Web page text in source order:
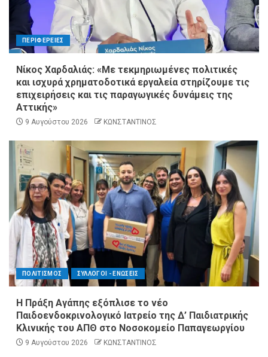
ΠΕΡΙΦΕΡΕΙΕΣ
Νίκος Χαρδαλιάς: «Με τεκμηριωμένες πολιτικές
και ισχυρά χρηματοδοτικά εργαλεία στηρίζουμε τις
επιχειρήσεις και τις παραγωγικές δυνάμεις της
Αττικής»
9 Αυγούστου 2026 ΚΩΝΣΤΑΝΤΙΝΟΣ
ΠΟΛΙΤΙΣΜΟΣ ΣΥΛΛΟΓΟΙ - ΕΝΩΣΕΙΣ
Η Πράξη Αγάπης εξόπλισε το νέο
Παιδοενδοκρινολογικό Ιατρείο της Δ’ Παιδιατρικής
Κλινικής του ΑΠΘ στο Νοσοκομείο Παπαγεωργίου
9 Αυγούστου 2026 ΚΩΝΣΤΑΝΤΙΝΟΣ